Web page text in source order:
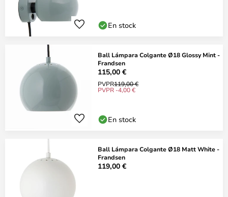
En stock
Ball Lámpara Colgante Ø18 Glossy Mint -
Frandsen
115,00 €
PVPR119,00 €
PVPR -4,00 €
En stock
Ball Lámpara Colgante Ø18 Matt White -
Frandsen
119,00 €